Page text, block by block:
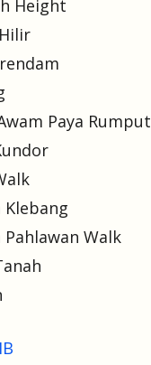
Height
Paya Rumput
Walk